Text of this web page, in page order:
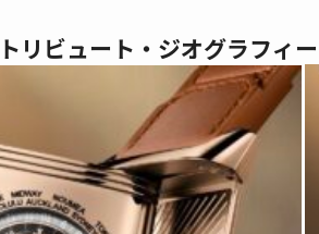
リビュート・ジオグラフィ